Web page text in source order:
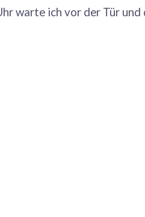
warte ich vor der Tür